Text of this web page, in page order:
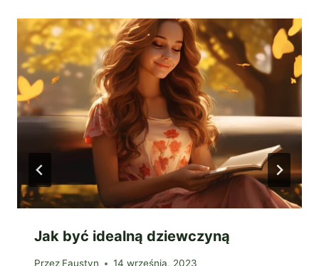
Jak być idealną dziewczyną
Przez Faustyn 14 września, 2023